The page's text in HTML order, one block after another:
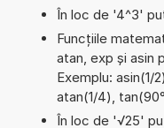
În loc de '4^3'
Funcțiile
atan, exp și asin
Exemplu: asin(1/
atan(1/4),
În loc de '√25'